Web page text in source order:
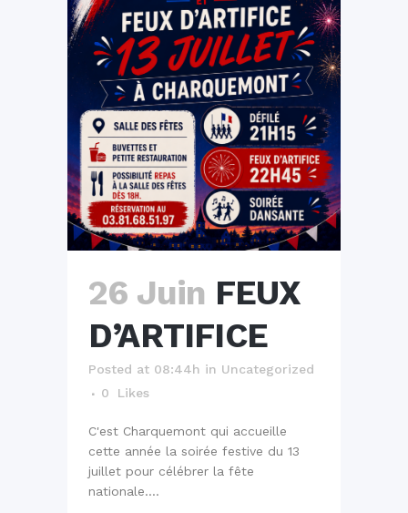
26 Juin FEUX
D’ARTIFICE
Posted at 08:44h in Uncategorized
0
Likes
C'est Charquemont qui accueille
cette année la soirée festive du 13
juillet pour célébrer la fête
nationale....